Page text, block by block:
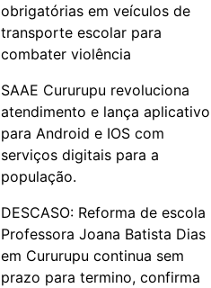
obrigatórias em veículos de
transporte escolar para
combater violência
SAAE Cururupu revoluciona
atendimento e lança aplicativo
para Android e IOS com
serviços digitais para a
população.
DESCASO: Reforma de escola
Professora Joana Batista Dias
em Cururupu continua sem
prazo para termino, confirma